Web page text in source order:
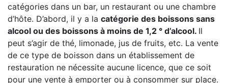
catégories dans un bar, un restaurant ou une chambre
d’hôte. D’abord, il y a la catégorie des boissons sans
alcool ou des boissons à moins de 1,2 ° d’alcool. Il
peut s’agir de thé, limonade, jus de fruits, etc. La vente
de ce type de boisson dans un établissement de
restauration ne nécessite aucune licence, que ce soit
pour une vente à emporter ou à consommer sur place.